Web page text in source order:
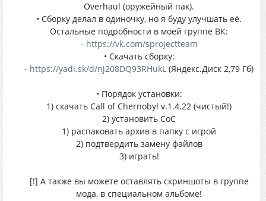
Overhaul (оружейный пак).
• Сборку делал в одиночку, но я буду улучшать её.
Остальные подробности в моей группе ВК:
- https://vk.com/sprojectteam
• Скачать сборку:
- https://yadi.sk/d/nj208DQ93RHukL (Яндекс.Диск 2,79 Гб)
• Порядок установки:
1) скачать Call of Chernobyl v.1.4.22 (чистый!)
2) установить CoC
1) распаковать архив в папку с игрой
2) подтвердить замену файлов
3) играть!
[!] А также вы можете оставлять скриншоты в группе
мода, в специальном альбоме!